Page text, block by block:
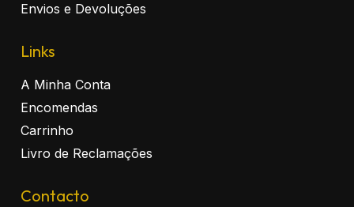
Envios e Devoluções
Links
A Minha Conta
Encomendas
Carrinho
Livro de Reclamações
Contacto